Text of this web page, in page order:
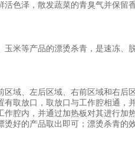
色泽，散发蔬菜的青臭气并保留
米等产品的漂烫杀青，是速冻、
域、左后区域、右前区域和右后
取放口，取放口与工作腔相通，
腔内，并通过加热板对其进行加
好的产品取出即可；漂烫杀青的